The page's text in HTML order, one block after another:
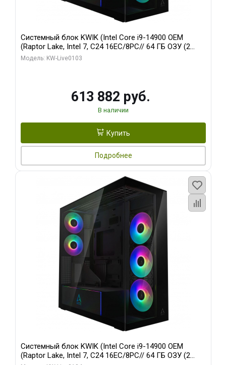
Системный блок KWIK (Intel Core i9-14900 OEM
(Raptor Lake, Intel 7, C24 16EC/8PC// 64 ГБ ОЗУ (2
модуля)/ Afox RTX4090 24GB GDDR6X 384-Bit 3xDP
Модель: KW-Live0103
613 882 руб.
В наличии
Купить
Подробнее
Системный блок KWIK (Intel Core i9-14900 OEM
(Raptor Lake, Intel 7, C24 16EC/8PC// 64 ГБ ОЗУ (2